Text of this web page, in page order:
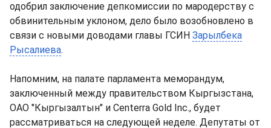
одобрил заключение депкомиссии по мародерству с
обвинительным уклоном, дело было возобновлено в
связи с новыми доводами главы ГСИН Зарылбека
Рысалиева.
Напомним, на палате парламента меморандум,
заключенный между правительством Кыргызстана,
ОАО "Кыргызалтын" и Centerra Gold Inc., будет
рассматриваться на следующей неделе. Депутаты от